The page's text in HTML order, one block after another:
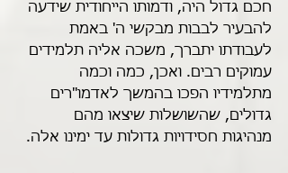
חכם גדול היה, ודמותו הייחודית שידעה
להבעיר לבבות מבקשי ה' באמת
לעבודתו יתברך, משכה אליה תלמידים
עמוקים רבים. ואכן, כמה וכמה
מתלמידיו הפכו בהמשך לאדמו"רים
גדולים, שהשושלות שיצאו מהם
מנהיגות חסידויות גדולות עד ימינו אלה.